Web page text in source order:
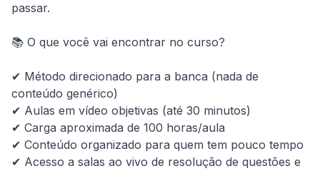
passar.
📚 O que você vai encontrar no curso?
✔ Método direcionado para a banca (nada de
conteúdo genérico)
✔ Aulas em vídeo objetivas (até 30 minutos)
✔ Carga aproximada de 100 horas/aula
✔ Conteúdo organizado para quem tem pouco tempo
✔ Acesso a salas ao vivo de resolução de questões e